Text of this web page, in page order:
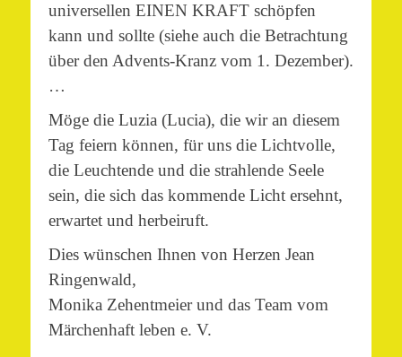
universellen EINEN KRAFT schöpfen
kann und sollte (siehe auch die Betrachtung
über den Advents-Kranz vom 1. Dezember).
…
Möge die Luzia (Lucia), die wir an diesem
Tag feiern können, für uns die Lichtvolle,
die Leuchtende und die strahlende Seele
sein, die sich das kommende Licht ersehnt,
erwartet und herbeiruft.
Dies wünschen Ihnen von Herzen Jean
Ringenwald,
Monika Zehentmeier und das Team vom
Märchenhaft leben e. V.